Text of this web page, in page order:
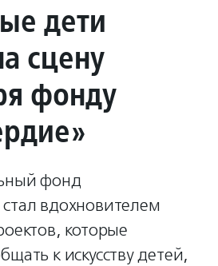
дети
сцену
фонду
фонд
вдохновителем
которые
к искусству детей,